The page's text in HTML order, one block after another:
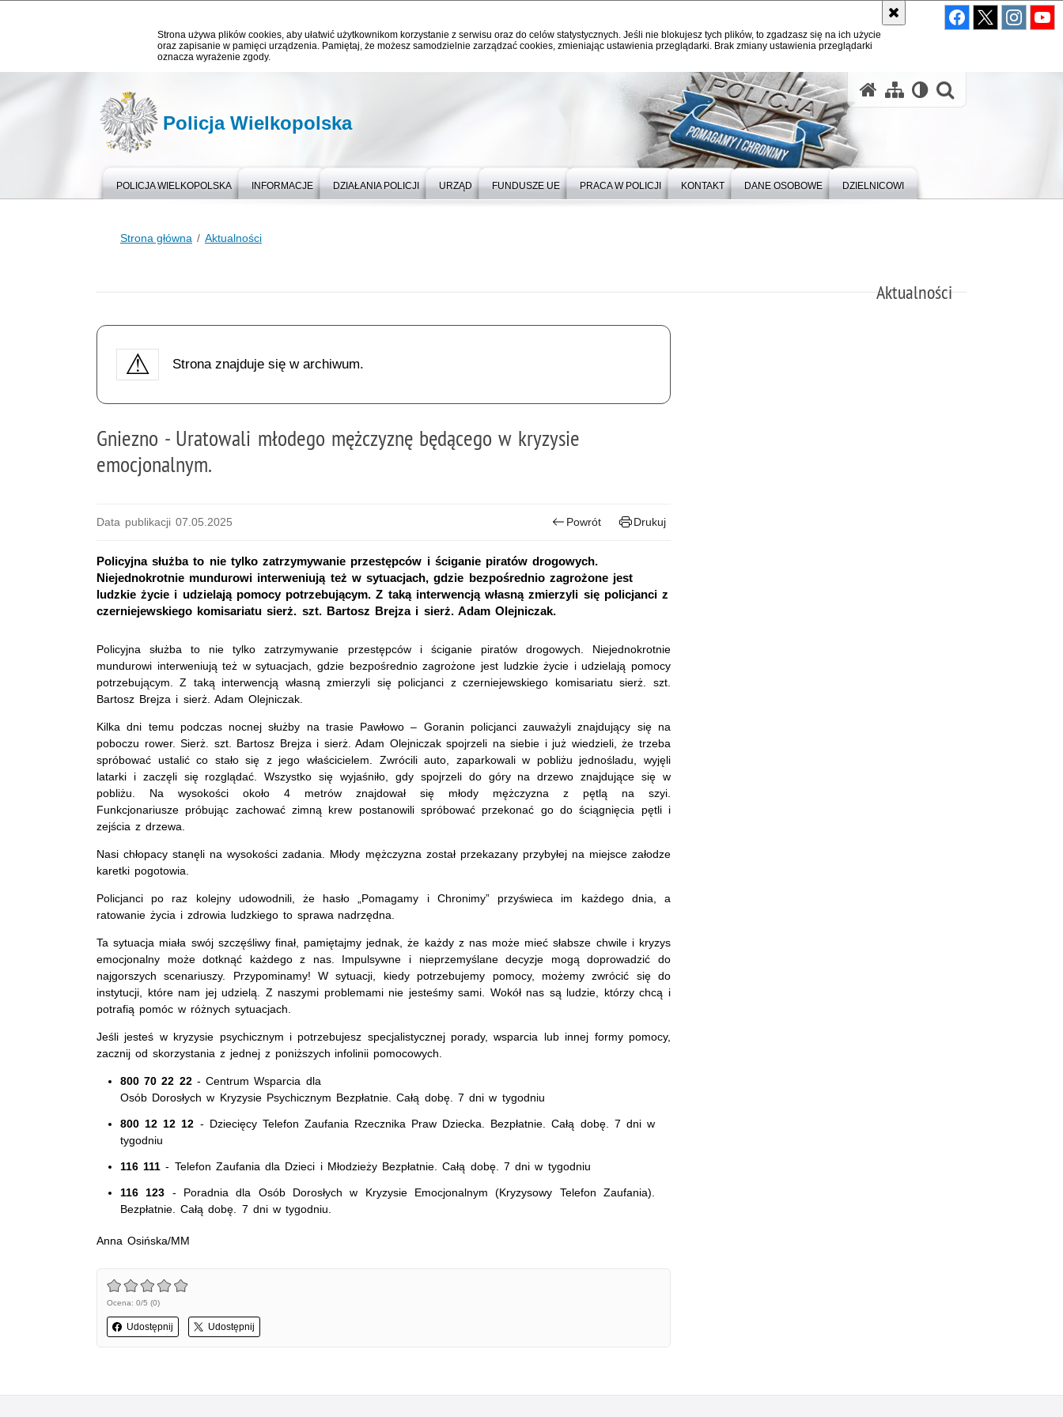
Strona używa plików cookies, aby ułatwić użytkownikom korzystanie z serwisu oraz do celów statystycznych. Jeśli nie blokujesz tych plików, to zgadzasz się na ich użycie
oraz zapisanie w pamięci urządzenia. Pamiętaj, że możesz samodzielnie zarządzać cookies, zmieniając ustawienia przeglądarki. Brak zmiany ustawienia przeglądarki
oznacza wyrażenie zgody.
Policja Wielkopolska
POLICJA WIELKOPOLSKA INFORMACJE DZIAŁANIA POLICJI URZĄD FUNDUSZE UE PRACA W POLICJI KONTAKT DANE OSOBOWE DZIELNICOWI
Strona główna Aktualności
Aktualności
Strona znajduje się w archiwum.
Gniezno - Uratowali młodego mężczyznę będącego w kryzysie
emocjonalnym.
Data publikacji 07.05.2025 Powrót Drukuj
Policyjna służba to nie tylko zatrzymywanie przestępców i ściganie piratów drogowych.
Niejednokrotnie mundurowi interweniują też w sytuacjach, gdzie bezpośrednio zagrożone jest
ludzkie życie i udzielają pomocy potrzebującym. Z taką interwencją własną zmierzyli się policjanci z
czerniejewskiego komisariatu sierż. szt. Bartosz Brejza i sierż. Adam Olejniczak.
Policyjna służba to nie tylko zatrzymywanie przestępców i ściganie piratów drogowych. Niejednokrotnie
mundurowi interweniują też w sytuacjach, gdzie bezpośrednio zagrożone jest ludzkie życie i udzielają pomocy
potrzebującym. Z taką interwencją własną zmierzyli się policjanci z czerniejewskiego komisariatu sierż. szt.
Bartosz Brejza i sierż. Adam Olejniczak.
Kilka dni temu podczas nocnej służby na trasie Pawłowo – Goranin policjanci zauważyli znajdujący się na
poboczu rower. Sierż. szt. Bartosz Brejza i sierż. Adam Olejniczak spojrzeli na siebie i już wiedzieli, że trzeba
spróbować ustalić co stało się z jego właścicielem. Zwrócili auto, zaparkowali w pobliżu jednośladu, wyjęli
latarki i zaczęli się rozglądać. Wszystko się wyjaśniło, gdy spojrzeli do góry na drzewo znajdujące się w
pobliżu. Na wysokości około 4 metrów znajdował się młody mężczyzna z pętlą na szyi.
Funkcjonariusze próbując zachować zimną krew postanowili spróbować przekonać go do ściągnięcia pętli i
zejścia z drzewa.
Nasi chłopacy stanęli na wysokości zadania. Młody mężczyzna został przekazany przybyłej na miejsce załodze
karetki pogotowia.
Policjanci po raz kolejny udowodnili, że hasło „Pomagamy i Chronimy” przyświeca im każdego dnia, a
ratowanie życia i zdrowia ludzkiego to sprawa nadrzędna.
Ta sytuacja miała swój szczęśliwy finał, pamiętajmy jednak, że każdy z nas może mieć słabsze chwile i kryzys
emocjonalny może dotknąć każdego z nas. Impulsywne i nieprzemyślane decyzje mogą doprowadzić do
najgorszych scenariuszy. Przypominamy! W sytuacji, kiedy potrzebujemy pomocy, możemy zwrócić się do
instytucji, które nam jej udzielą. Z naszymi problemami nie jesteśmy sami. Wokół nas są ludzie, którzy chcą i
potrafią pomóc w różnych sytuacjach.
Jeśli jesteś w kryzysie psychicznym i potrzebujesz specjalistycznej porady, wsparcia lub innej formy pomocy,
zacznij od skorzystania z jednej z poniższych infolinii pomocowych.
800 70 22 22 - Centrum Wsparcia dla
Osób Dorosłych w Kryzysie Psychicznym Bezpłatnie. Całą dobę. 7 dni w tygodniu
800 12 12 12 - Dziecięcy Telefon Zaufania Rzecznika Praw Dziecka. Bezpłatnie. Całą dobę. 7 dni w
tygodniu
116 111- Telefon Zaufania dla Dzieci i Młodzieży Bezpłatnie. Całą dobę. 7 dni w tygodniu
116 123 - Poradnia dla Osób Dorosłych w Kryzysie Emocjonalnym (Kryzysowy Telefon Zaufania).
Bezpłatnie. Całą dobę. 7 dni w tygodniu.
Anna Osińska/MM
Ocena: 0/5 (0)
Udostępnij Udostępnij